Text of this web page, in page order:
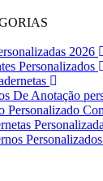
2026
Personalizados
De Anotação
Personalizado
Personalizados